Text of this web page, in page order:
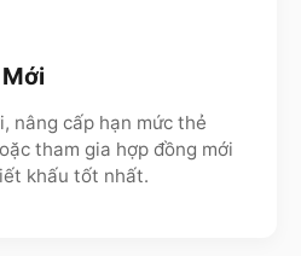
nâng cấp hạn mức thẻ
tham gia hợp đồng mới
khấu tốt nhất.